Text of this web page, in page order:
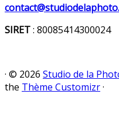
SIRET: 80085414300024
· © 2026 Studio de la
the Thème Customizr·